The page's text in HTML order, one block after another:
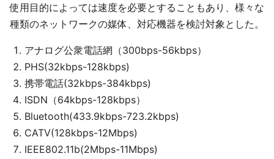
使用目的によっては速度を必要とすることもあり、様々な
種類のネットワークの媒体、対応機器を検討対象とした。
アナログ公衆電話網（300bps-56kbps）
PHS(32kbps-128kbps)
携帯電話(32kbps-384kbps)
ISDN（64kbps-128kbps）
Bluetooth(433.9kbps-723.2kbps)
CATV(128kbps-12Mbps)
IEEE802.11b(2Mbps-11Mbps)